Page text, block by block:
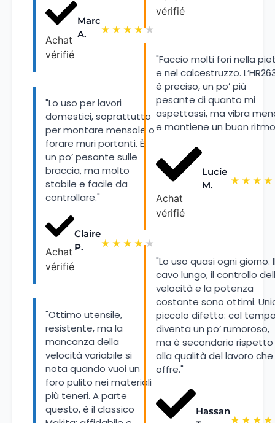
Achat
vérifié
Marc
A.
★ ★ ★ ★ ★
"Lo uso per lavori
domestici, soprattutto
per montare mensole o
forare muri portanti. È
un po’ pesante sulle
braccia, ma molto
stabile e facile da
controllare."
Achat
vérifié
Claire
P.
★ ★ ★ ★ ★
"Ottimo utensile,
resistente, ma la
mancanza della
velocità variabile si
nota quando vuoi un
foro pulito nei materiali
più teneri. A parte
questo, è il classico
vérifié
"Faccio molti fori nella
e nel calcestruzzo.
è preciso, un po’ più
pesante di quanto mi
aspettassi, ma vibra
e mantiene un buon
Achat
vérifié
Lucie
M.
★ ★ ★ ★
"Lo uso quasi ogni giorno.
cavo lungo, il controllo
velocità e la potenza
costante sono ottimi.
piccolo difetto: col
diventa un po’ rumoroso,
ma è secondario rispetto
alla qualità del lavoro che
offre."
Hassan
★ ★ ★ ★